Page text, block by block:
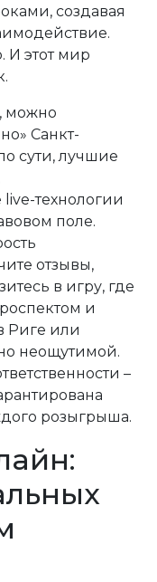
создавая
И этот мир
можно
Санкт-
сути, лучшие
технологии
поле.
отзывы,
в игру, где
и
Риге или
неощутимой.
–
розыгрыша.